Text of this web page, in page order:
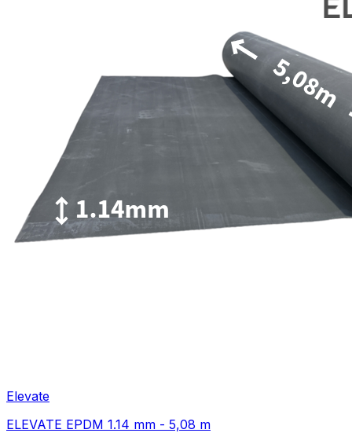
Elevate
ELEVATE EPDM 1.14 mm - 5,08 m